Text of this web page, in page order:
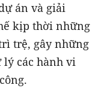
án và giải
kịp thời những
trệ, gây những
các hành vi